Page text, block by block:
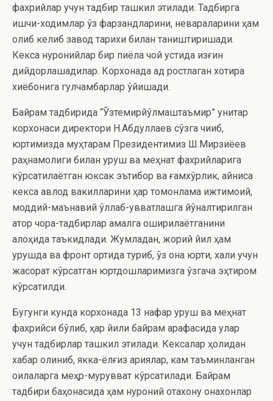
фахрийлар учун тадбир ташкил этилади. Тадбирга
ишчи-ходимлар ўз фарзандларини, невараларини ҳам
олиб келиб завод тарихи билан таништиришади.
Кекса нуронийлар бир пиёла чой устида қизғин
дийдорлашадилар. Корхонада қад ростлаган хотира
хиёбонига гулчамбарлар қўйишади.
Байрам тадбирида “Ўзтемирйўлмаштаъмир” унитар
корхонаси директори Н.Абдуллаев сўзга чиқиб,
юртимизда муҳтарам Президентимиз Ш.Мирзиёев
раҳнамолиги билан уруш ва меҳнат фахрийларига
кўрсатилаётган юксак эътибор ва ғамхўрлик, айниқса
кекса авлод вакилларини ҳар томонлама ижтимоий,
моддий-маънавий қўллаб-қувватлашга йўналтирилган
қатор чора-тадбирлар амалга оширилаётганини
алоҳида таъкидлади. Жумладан, жорий йил ҳам
урушда ва фронт ортида туриб, ўз она юрти, халқи учун
жасорат кўрсатган юртдошларимизга ўзгача эҳтиром
кўрсатилди.
Бугунги кунда корхонада 13 нафар уруш ва меҳнат
фахрийси бўлиб, ҳар йили байрам арафасида улар
учун тадбирлар ташкил этилади. Кексалар ҳолидан
хабар олиниб, якка-ёлғиз қариялар, кам таъминланган
оилаларга меҳр-мурувват кўрсатилади. Байрам
тадбири баҳонасида ҳам нуроний отахону онахонлар